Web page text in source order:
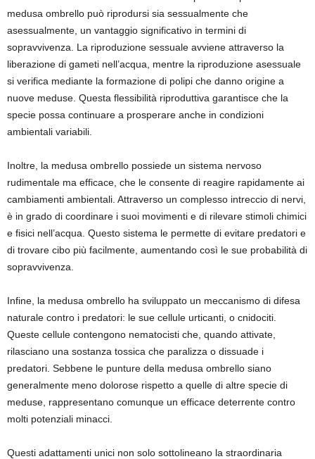
medusa ombrello può riprodursi sia sessualmente che
asessualmente, un vantaggio significativo in termini di
sopravvivenza. La riproduzione sessuale avviene attraverso la
liberazione di gameti nell’acqua, mentre la riproduzione asessuale
si verifica mediante la formazione di polipi che danno origine a
nuove meduse. Questa flessibilità riproduttiva garantisce che la
specie possa continuare a prosperare anche in condizioni
ambientali variabili.
Inoltre, la medusa ombrello possiede un sistema nervoso
rudimentale ma efficace, che le consente di reagire rapidamente ai
cambiamenti ambientali. Attraverso un complesso intreccio di nervi,
è in grado di coordinare i suoi movimenti e di rilevare stimoli chimici
e fisici nell’acqua. Questo sistema le permette di evitare predatori e
di trovare cibo più facilmente, aumentando così le sue probabilità di
sopravvivenza.
Infine, la medusa ombrello ha sviluppato un meccanismo di difesa
naturale contro i predatori: le sue cellule urticanti, o cnidociti.
Queste cellule contengono nematocisti che, quando attivate,
rilasciano una sostanza tossica che paralizza o dissuade i
predatori. Sebbene le punture della medusa ombrello siano
generalmente meno dolorose rispetto a quelle di altre specie di
meduse, rappresentano comunque un efficace deterrente contro
molti potenziali minacci.
Questi adattamenti unici non solo sottolineano la straordinaria